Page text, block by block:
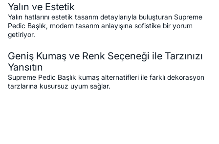
Yalın ve Estetik
Yalın hatlarını estetik tasarım detaylarıyla buluşturan Supreme
Pedic Başlık, modern tasarım anlayışına sofistike bir yorum
getiriyor.
Geniş Kumaş ve Renk Seçeneği ile Tarzınızı
Yansıtın
Supreme Pedic Başlık kumaş alternatifleri ile farklı dekorasyon
tarzlarına kusursuz uyum sağlar.